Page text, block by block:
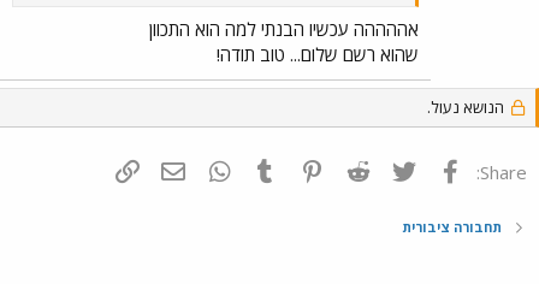
אההההה עכשיו הבנתי למה הוא התכוון
שהוא רשם שלום... טוב תודה!
הנושא נעול.
Share: פייסבוק Twitter
Reddit
Pinterest
Tumblr
WhatsAppדואר אלקטרוני
תחבורה ציבורית